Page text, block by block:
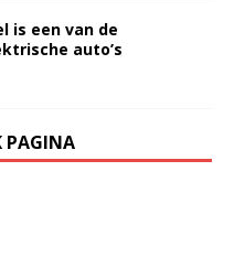
is een van de
auto’s
PAGINA